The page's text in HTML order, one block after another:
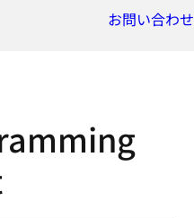
お問い合わせ